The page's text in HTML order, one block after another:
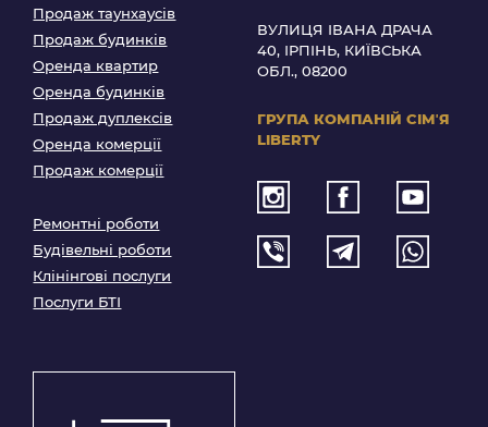
Продаж таунхаусів
Продаж будинків
Оренда квартир
Оренда будинків
Продаж дуплексів
Оренда комерції
Продаж комерції
Ремонтні роботи
Будівельні роботи
Клінінгові послуги
Послуги БТІ
ВУЛИЦЯ ІВАНА ДРАЧА
40, ІРПІНЬ, КИЇВСЬКА
ОБЛ., 08200
ГРУПА КОМПАНІЙ СІМʼЯ
LIBERTY